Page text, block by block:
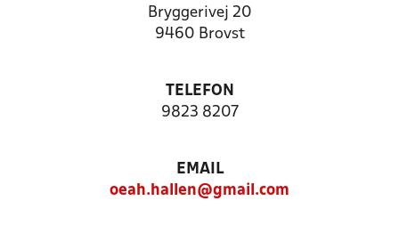
Bryggerivej 20
9460 Brovst
TELEFON
9823 8207
EMAIL
oeah.hallen@gmail.com